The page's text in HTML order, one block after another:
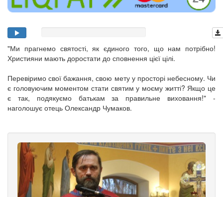
"Ми прагнемо святості, як єдиного того, що нам потрібно!
Християни мають доростати до сповнення цієї цілі.
Перевіримо свої бажання, свою мету у просторі небесному. Чи
є головуючим моментом стати святим у моєму житті? Якщо це
є так, подякуємо батькам за правильне виховання!" -
наголошує отець Олександр Чумаков.